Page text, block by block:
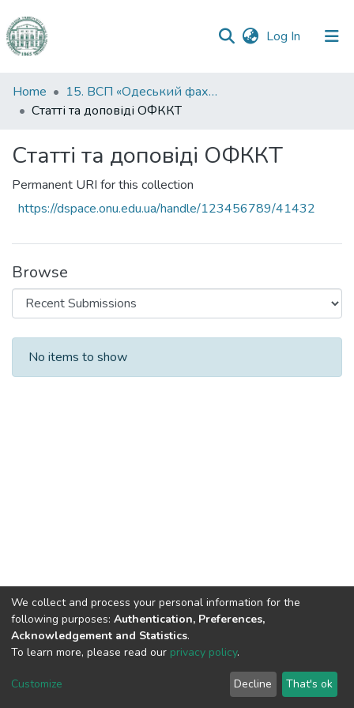
Log In (current)
Communities
&
All of DSpace
Statistics
Home
15. ВСП «Одеський фаховий коледж комп’ютерних технологій ОНУ імені І. І. Мечникова»
Статті та доповіді ОФККТ
Статті та доповіді ОФККТ
Permanent URI for this collection
https://dspace.onu.edu.ua/handle/123456789/41432
Browse
Recent Submissions
No items to show
DSpace software copyright © 2009-2026
Cookie
End User
Agreement
Send
Feedback
We collect and process your personal information for the
following purposes: Authentication, Preferences,
Acknowledgement and Statistics.
To learn more, please read our privacy policy.
Customize Decline That's ok